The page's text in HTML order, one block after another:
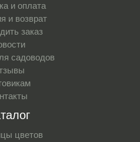
и оплата
и возврат
заказ
садоводов
цветов